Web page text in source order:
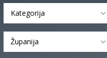
Kategorija
Županija